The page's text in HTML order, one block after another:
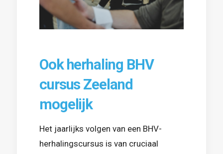
Ook herhaling BHV
cursus Zeeland
mogelijk
Het jaarlijks volgen van een BHV-
herhalingscursus is van cruciaal